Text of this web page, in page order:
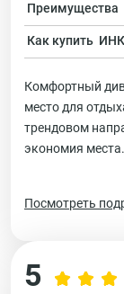
Преимущества
Как купить
Комфортный
место для
трендовом
экономия места.
5